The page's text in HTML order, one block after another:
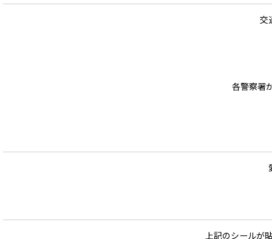
交
各警察署
上記のシールが